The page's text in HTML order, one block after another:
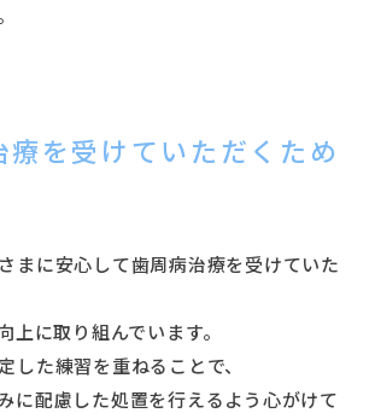
療を受けていただくため
まに安心して歯周病治療を受けていた
上に取り組んでいます。
した練習を重ねることで、
に配慮した処置を行えるよう心がけて